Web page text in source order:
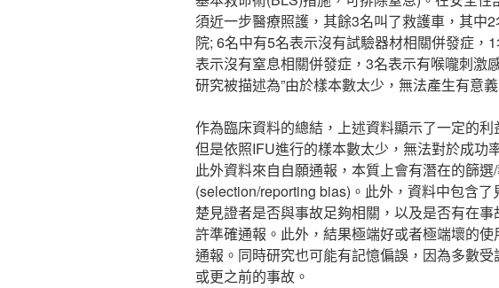
須近一步醫療照護，其餘3名叫了救護車，其中
院; 6名中有5名表示沒有試驗器材相關併發症，
表示沒有窒息相關併發症，3名表示有喉嚨刺激
研究被描述為”由於樣本數太少，無法產生有意義
作為臨床資料的總結，上述資料顯示了一定的利
但是依照IFU進行的樣本數太少，無法對於成功
此外資料來自自願通報，本質上會有潛在的篩選
(selection/reporting bias)。此外，資料中包含
楚見證者是否與事故足夠相關，以及是否有在
許準確通報。此外，結果極端好或者極端壞的
通報。同時研究也可能有記憶偏誤，因為多數
或更之前的事故。